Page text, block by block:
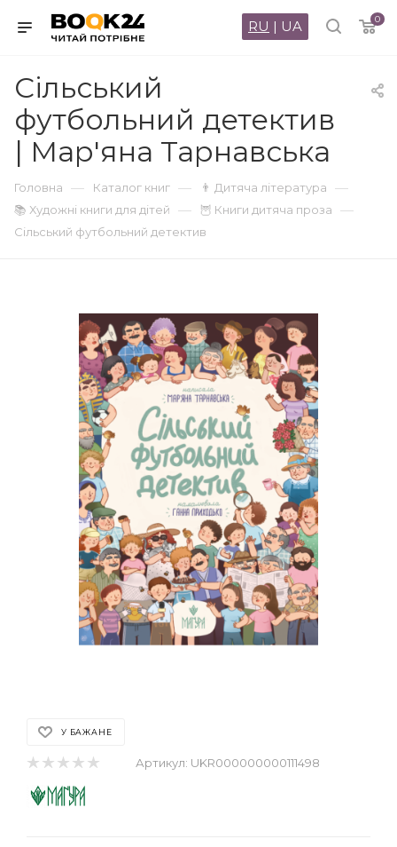
0
RU | UA
Сільський
футбольний детектив
| Мар'яна Тарнавська
Головна — Каталог книг — 👨 Дитяча література —
📚 Художні книги для дітей — 🦉 Книги дитяча проза —
Сільський футбольний детектив
У БАЖАНЕ
Артикул: UKR000000000111498